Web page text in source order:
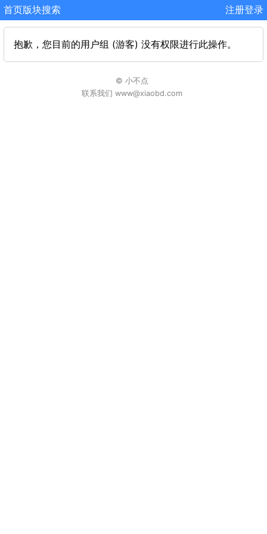
首页版块搜索 注册登录
抱歉，您目前的用户组 (游客) 没有权限进行此操作。
© 小不点
联系我们 www@xiaobd.com